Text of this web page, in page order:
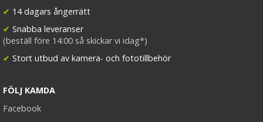
✔ 14 dagars ångerrätt
✔ Snabba leveranser
(beställ före 14:00 så skickar vi idag*)
✔ Stort utbud av kamera- och fototillbehör
FÖLJ KAMDA
Facebook